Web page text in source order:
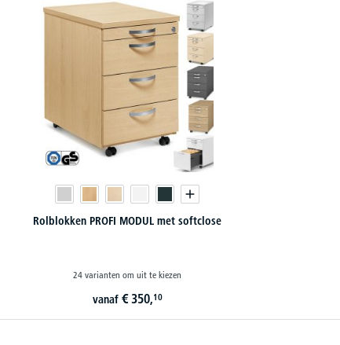
Rolblokken PROFI MODUL met softclose
24 varianten om uit te kiezen
vanaf € 350,10